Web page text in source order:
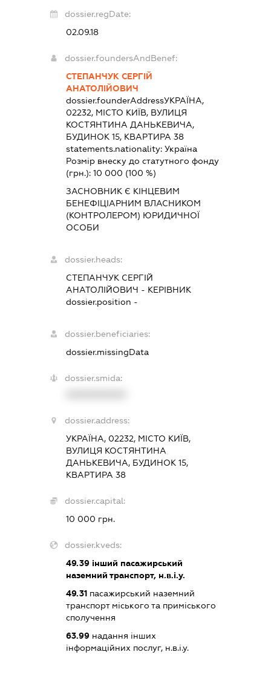
dossier.regDate:
02.09.18
dossier.foundersAndBenef:
СТЕПАНЧУК СЕРГІЙ
АНАТОЛІЙОВИЧ
dossier.founderAddressУКРАЇНА,
02232, МІСТО КИЇВ, ВУЛИЦЯ
КОСТЯНТИНА ДАНЬКЕВИЧА,
БУДИНОК 15, КВАРТИРА 38
statements.nationality:Україна
Розмір внеску до статутного фонду
(грн.):10 000 (100 %)
ЗАСНОВНИК Є КІНЦЕВИМ
БЕНЕФІЦІАРНИМ ВЛАСНИКОМ
(КОНТРОЛЕРОМ) ЮРИДИЧНОЇ
ОСОБИ
dossier.heads:
СТЕПАНЧУК СЕРГІЙ
АНАТОЛІЙОВИЧ - КЕРІВНИК
dossier.position -
dossier.beneficiaries:
dossier.missingData
dossier.smida:
dossier.address:
УКРАЇНА, 02232, МІСТО КИЇВ,
ВУЛИЦЯ КОСТЯНТИНА
ДАНЬКЕВИЧА, БУДИНОК 15,
КВАРТИРА 38
dossier.capital:
10 000 грн.
dossier.kveds:
49.39 інший пасажирський
наземний транспорт, н.в.і.у.
49.31 пасажирський наземний
транспорт міського та приміського
сполучення
63.99 надання інших
інформаційних послуг, н.в.і.у.